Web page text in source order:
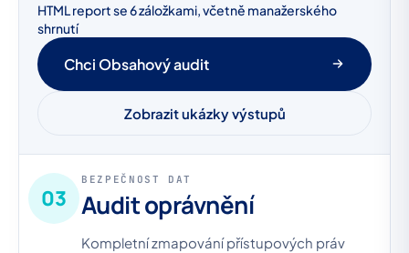
HTML report se 6 záložkami, včetně manažerského
shrnutí
Chci Obsahový audit
Zobrazit ukázky výstupů
03
BEZPEČNOST DAT
Audit oprávnění
Kompletní zmapování přístupových práv